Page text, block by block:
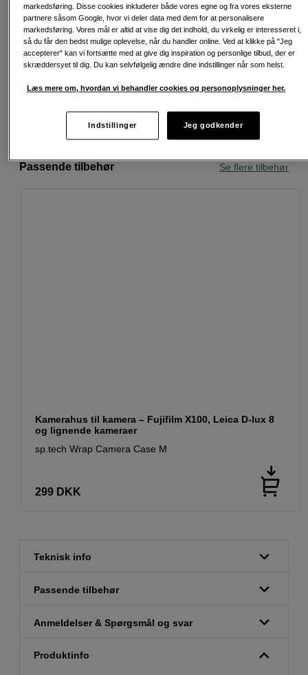
Fri fragt ved køb over 500 kr.
Passende tilbehør Se flere tilbehør
Kamerahus til kamera – Fujifilm X100, Leica D-lux 8
og lignende kameraer
sp.tech Wrap Camera Case M
299 DKK
Teknisk info
Passende tilbehør
Anmeldelser & Spørgsmål og svar
Produktinfo
markedsføring. Disse cookies inkluderer både vores egne og fra vores eksterne
partnere såsom Google, hvor vi deler data med dem for at personalisere
markedsføring. Vores mål er altid at vise dig det indhold, du virkelig er interesseret i,
så du får den bedst mulige oplevelse, når du handler online. Ved at klikke på "Jeg
accepterer" kan vi fortsætte med at give dig inspiration og personlige tilbud, der er
skræddersyet til dig. Du kan selvfølgelig ændre dine indstillinger når som helst.
Læs mere om, hvordan vi behandler cookies og personoplysninger her.
Indstillinger Jeg godkender